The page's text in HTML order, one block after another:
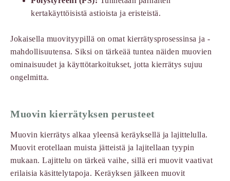
kertakäyttöisistä astioista ja eristeistä.
Jokaisella muovityypillä on omat kierrätysprosessinsa ja -
mahdollisuutensa. Siksi on tärkeää tuntea näiden muovien
ominaisuudet ja käyttötarkoitukset, jotta kierrätys sujuu
ongelmitta.
Muovin kierrätyksen perusteet
Muovin kierrätys alkaa yleensä keräyksellä ja lajittelulla.
Muovit erotellaan muista jätteistä ja lajitellaan tyypin
mukaan. Lajittelu on tärkeä vaihe, sillä eri muovit vaativat
erilaisia käsittelytapoja. Keräyksen jälkeen muovit